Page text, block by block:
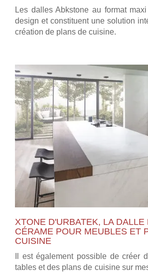
Les dalles Abkstone au format
design et constituent une solution
création de plans de cuisine.
XTONE D'URBATEK, LA DALLE
CÉRAME POUR MEUBLES ET
CUISINE
Il est également possible de créer
tables et des plans de cuisine sur